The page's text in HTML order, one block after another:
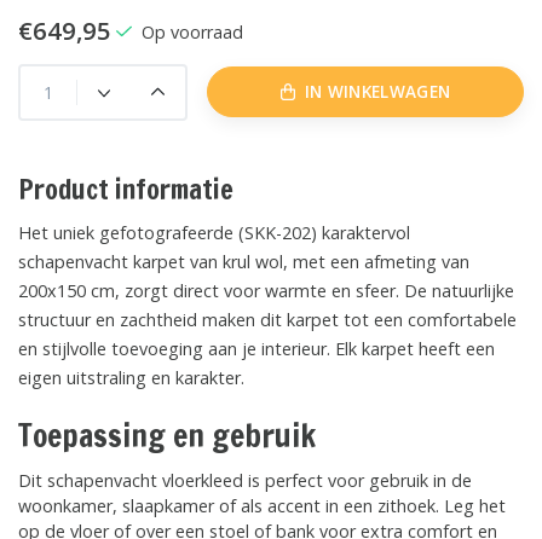
€649,95 Op voorraad
IN WINKELWAGEN
Product informatie
Het uniek gefotografeerde (SKK-202) karaktervol
schapenvacht karpet van krul wol, met een afmeting van
200x150 cm, zorgt direct voor warmte en sfeer. De natuurlijke
structuur en zachtheid maken dit karpet tot een comfortabele
en stijlvolle toevoeging aan je interieur. Elk karpet heeft een
eigen uitstraling en karakter.
Toepassing en gebruik
Dit schapenvacht vloerkleed is perfect voor gebruik in de
woonkamer, slaapkamer of als accent in een zithoek. Leg het
op de vloer of over een stoel of bank voor extra comfort en